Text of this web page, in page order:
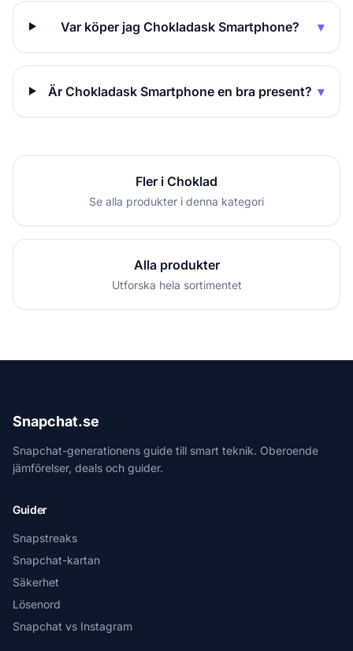
Var köper jag Chokladask Smartphone? ▾
Är Chokladask Smartphone en bra present? ▾
Fler i Choklad
Se alla produkter i denna kategori
Alla produkter
Utforska hela sortimentet
Snapchat.se
Snapchat-generationens guide till smart teknik. Oberoende
jämförelser, deals och guider.
Guider
Snapstreaks
Snapchat-kartan
Säkerhet
Lösenord
Snapchat vs Instagram